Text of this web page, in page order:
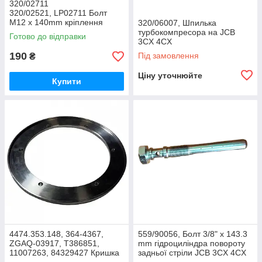
320/02711
320/02521, LP02711 Болт
M12 x 140mm кріплення
головки циліндрів на JCB
3CX, 4CX
Готово до відправки
190 ₴
Купити
320/06007, Шпилька
турбокомпресора на JCB
3CX 4CX
Під замовлення
Ціну уточнюйте
4474.353.148, 364-4367,
ZGAQ-03917, T386851,
11007263, 84329427 Кришка
559/90056, Болт 3/8" x 143.3
mm гідроциліндра повороту
задньої стріли JCB 3CX 4CX